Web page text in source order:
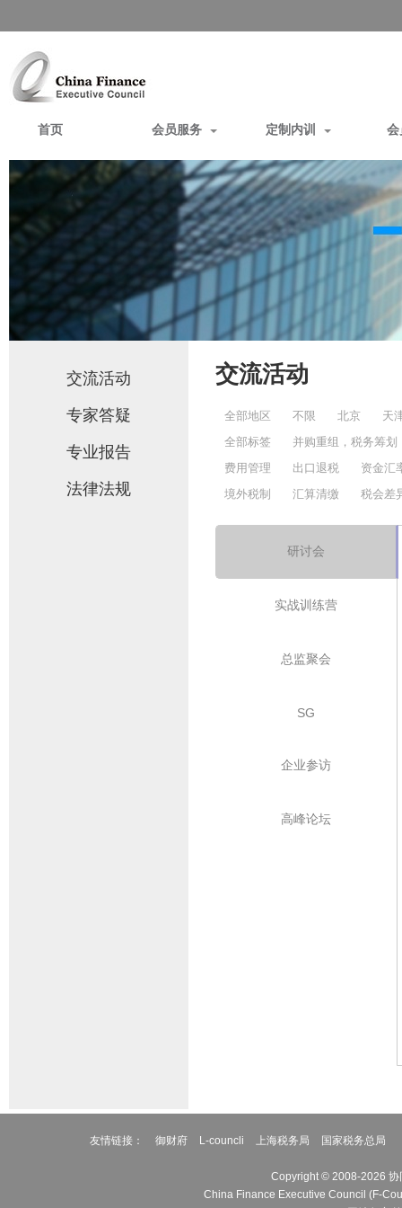
首页 会员服务 定制内训
交流活动
专家答疑
专业报告
法律法规
交流活动
全部地区 不限 北京
天
全部标签
并购重组，税务筹划
费用管理
出口退税
资金汇
境外税制
汇算清缴 税会差
研讨会
实战训练营
总监聚会
SG
企业参访
高峰论坛
友情链接： 御财府 L-councli 上海税务局 国家税务总局
Copyright © 2008-2026 协
China Finance Executive Council (F-